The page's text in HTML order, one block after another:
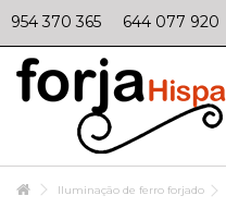
954 370 365 644 077 920
Iluminação de ferro forjado